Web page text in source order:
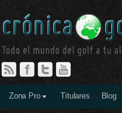
Zona Pro Titulares Blog